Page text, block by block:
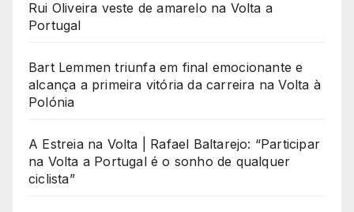
Rui Oliveira veste de amarelo na Volta a
Portugal
Bart Lemmen triunfa em final emocionante e
alcança a primeira vitória da carreira na Volta à
Polónia
A Estreia na Volta | Rafael Baltarejo: “Participar
na Volta a Portugal é o sonho de qualquer
ciclista”